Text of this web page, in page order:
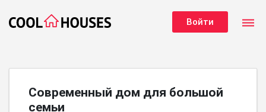
Войти dehaze
Современный дом для большой
семьи